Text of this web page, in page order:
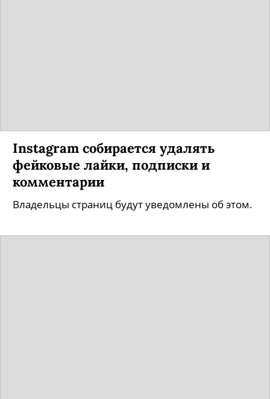
Instagram собирается удалять
фейковые лайки, подписки и
комментарии
Владельцы страниц будут уведомлены об этом.